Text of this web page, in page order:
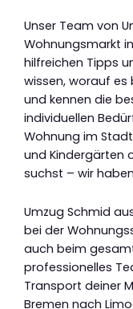
Unser Team von
Wohnungsmarkt
hilfreichen Tipps
wissen, worauf
und kennen die
individuellen
Wohnung im
und Kindergärten
suchst – wir
Umzug Schmid
bei der
auch beim
professionelles
Transport deiner
Bremen nach